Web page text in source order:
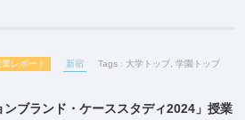
業レポート 新宿 Tags : 大学トップ 学園トップ
ブランド・ケーススタディ2024」授業